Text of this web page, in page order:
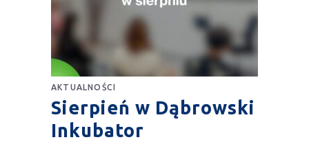
AKTUALNOŚCI
Sierpień w Dąbrowski
Inkubator